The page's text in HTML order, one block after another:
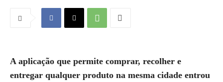
A aplicação que permite comprar, recolher e
entregar qualquer produto na mesma cidade entrou